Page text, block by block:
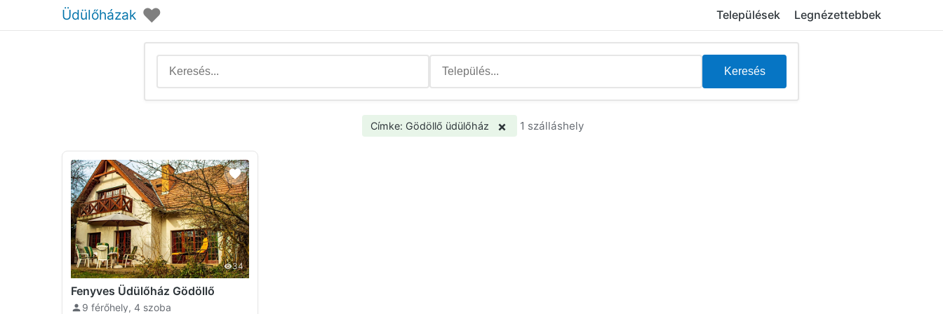
Üdülőházak ♥ Települések Legnézettebbek
Keresés
Címke: Gödöllő üdülőház × 1 szálláshely
34
Fenyves Üdülőház Gödöllő
9 férőhely, 4 szoba